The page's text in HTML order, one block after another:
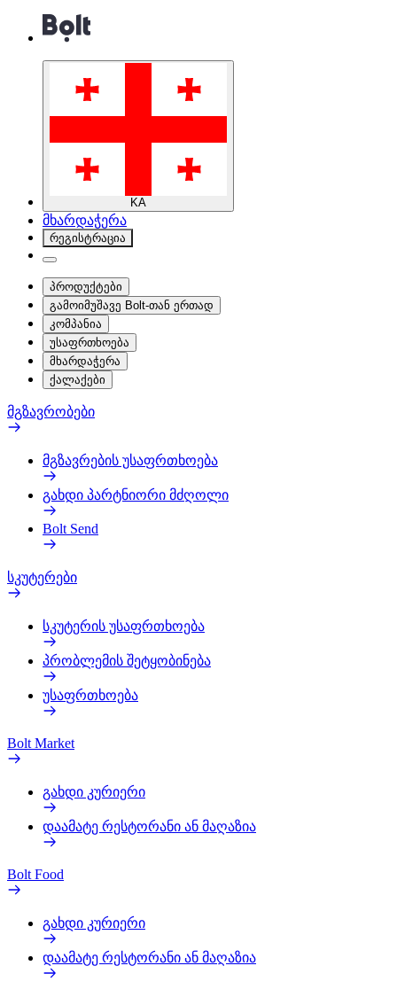
KA
მხარდაჭერა
რეგისტრაცია
პროდუქტები
გამოიმუშავე Bolt-თან ერთად
კომპანია
უსაფრთხოება
მხარდაჭერა
ქალაქები
მგზავრობები
მგზავრების უსაფრთხოება
გახდი პარტნიორი მძღოლი
Bolt Send
სკუტერები
სკუტერის უსაფრთხოება
პრობლემის შეტყობინება
უსაფრთხოება
Bolt Market
გახდი კურიერი
დაამატე რესტორანი ან მაღაზია
Bolt Food
გახდი კურიერი
დაამატე რესტორანი ან მაღაზია